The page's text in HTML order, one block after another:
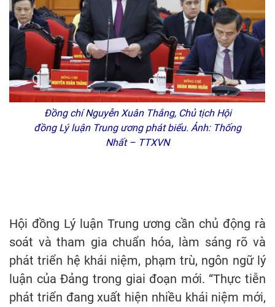
Đồng chí Nguyễn Xuân Thắng, Chủ tịch Hội
đồng Lý luận Trung ương phát biểu. Ảnh: Thống
Nhất – TTXVN
Hội đồng Lý luận Trung ương cần chủ động rà
soát và tham gia chuẩn hóa, làm sáng rõ và
phát triển hệ khái niệm, phạm trù, ngôn ngữ lý
luận của Đảng trong giai đoạn mới. “Thực tiễn
phát triển đang xuất hiện nhiều khái niệm mới,